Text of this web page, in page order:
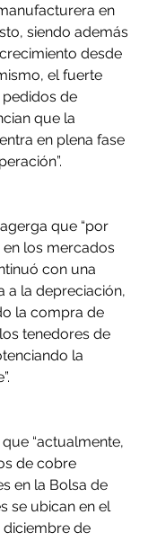
en
siendo además
desde
el fuerte
de
que la
en plena fase
que “por
los mercados
con una
a la depreciación,
la compra de
tenedores de
la
“actualmente,
de cobre
en la Bolsa de
se ubican en el
diciembre de